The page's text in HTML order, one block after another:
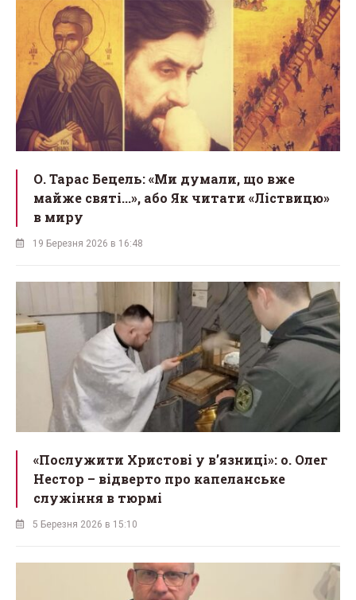
О. Тарас Бецель: «Ми думали, що вже
майже святі...», або Як читати «Ліствицю»
в миру
19 Березня 2026 в 16:48
«Послужити Христові у вʼязниці»: о. Олег
Нестор – відверто про капеланське
служіння в тюрмі
5 Березня 2026 в 15:10